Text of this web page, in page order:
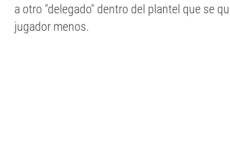
a otro "delegado" dentro del plantel que se
jugador menos.